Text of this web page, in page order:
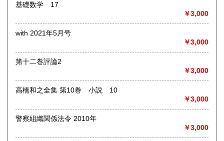
取り扱い分野
語国文、外国文学、古典籍、近代文献、趣味、外国書、サブ
カルチャー、古書一般（その他）
基礎数学 17
￥3,000
with 2021年5月号
￥3,000
第十二巻評論2
￥3,000
高橋和之全集 第10巻 小説 10
￥3,000
警察組織関係法令 2010年
￥3,000